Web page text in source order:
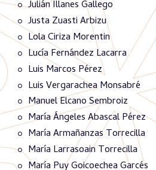
Julián Illanes Gallego
Justa Zuasti Arbizu
Lola Ciriza Morentin
Lucía Fernández Lacarra
Luis Marcos Pérez
Luis Vergarachea Monsabré
Manuel Elcano Sembroiz
María Ángeles Abascal Pérez
María Armañanzas Torrecilla
María Larrasoain Torrecilla
María Puy Goicoechea Garcés